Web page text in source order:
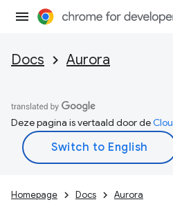
Docs Aurora
Deze pagina is vertaald door de
Homepage Docs Aurora